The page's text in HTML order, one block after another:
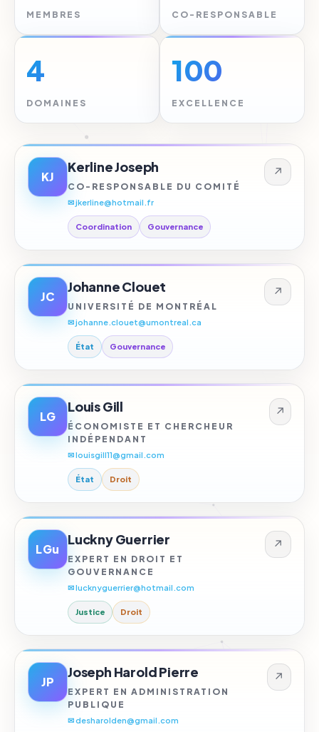
MEMBRES CO-RESPONSABLE
4
DOMAINES
100
EXCELLENCE
KJ
Kerline Joseph
CO-RESPONSABLE DU COMITÉ
✉ jkerline@hotmail.fr
Coordination Gouvernance
↗
JC
Johanne Clouet
UNIVERSITÉ DE MONTRÉAL
✉ johanne.clouet@umontreal.ca
État Gouvernance
↗
LG
Louis Gill
ÉCONOMISTE ET CHERCHEUR
INDÉPENDANT
✉ louisgill11@gmail.com
État Droit
↗
LGu
Luckny Guerrier
EXPERT EN DROIT ET
GOUVERNANCE
✉ lucknyguerrier@hotmail.com
Justice Droit
↗
JP
Joseph Harold Pierre
EXPERT EN ADMINISTRATION
PUBLIQUE
✉ desharolden@gmail.com
↗